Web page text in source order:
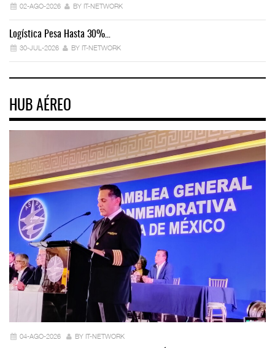
02-AGO-2026 BY IT-NETWORK
Logística Pesa Hasta 30%…
30-JUL-2026 BY IT-NETWORK
HUB AÉREO
04-AGO-2026 BY IT-NETWORK